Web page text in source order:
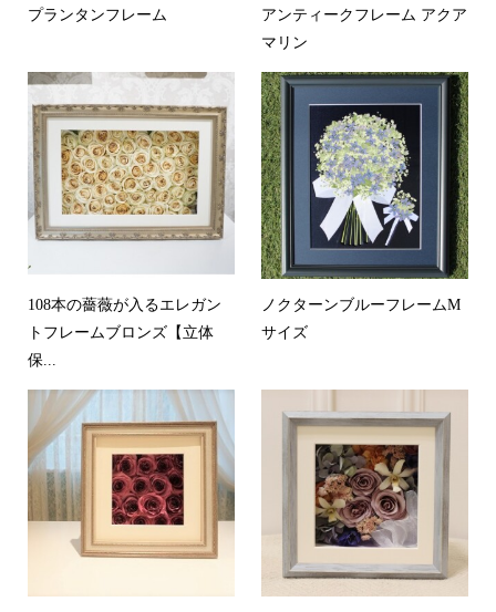
プランタンフレーム
アンティークフレーム アクア
マリン
108本の薔薇が入るエレガン
トフレームブロンズ【立体
保...
ノクターンブルーフレームM
サイズ